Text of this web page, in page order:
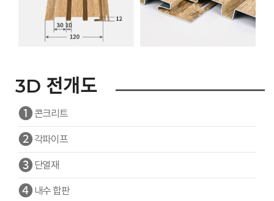
3D 전개도
❶콘크리트
❷각파이프
❸단열재
❹내수 합판